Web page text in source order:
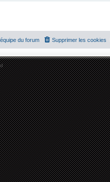
Supprimer les cookies
du forum